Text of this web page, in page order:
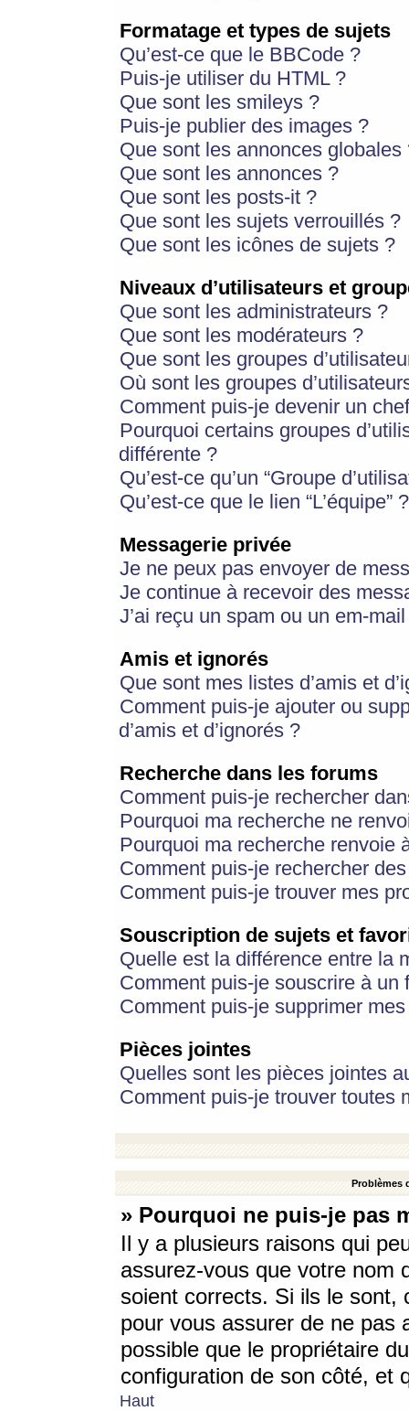
Formatage et types de sujets
Qu’est-ce que le BBCode ?
Puis-je utiliser du HTML ?
Que sont les smileys ?
Puis-je publier des images ?
Que sont les annonces globales
Que sont les annonces ?
Que sont les posts-it ?
Que sont les sujets verrouillés ?
Que sont les icônes de sujets ?
Niveaux d’utilisateurs et
Que sont les administrateurs ?
Que sont les modérateurs ?
Que sont les groupes
Où sont les groupes
Comment puis-je devenir un
Pourquoi certains groupes
différente ?
Qu’est-ce qu’un “Groupe
Qu’est-ce que le lien “L’équipe” ?
Messagerie privée
Je ne peux pas envoyer de
Je continue à recevoir des
J’ai reçu un spam ou un em-
Amis et ignorés
Que sont mes listes d’amis et
Comment puis-je ajouter ou
d’amis et d’ignorés ?
Recherche dans les forums
Comment puis-je rechercher
Pourquoi ma recherche ne
Pourquoi ma recherche renvoie
Comment puis-je rechercher
Comment puis-je trouver mes
Souscription de sujets et
Quelle est la différence entre la
Comment puis-je souscrire à
Comment puis-je supprimer
Pièces jointes
Quelles sont les pièces jointes
Comment puis-je trouver toutes
Problèmes
» Pourquoi ne puis-je pas
Il y a plusieurs raisons qui
assurez-vous que votre nom
soient corrects. Si ils le sont,
pour vous assurer de ne pas
possible que le propriétaire
configuration de son côté, et
Haut